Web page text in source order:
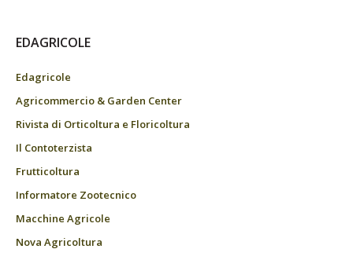
EDAGRICOLE
Edagricole
Agricommercio & Garden Center
Rivista di Orticoltura e Floricoltura
Il Contoterzista
Frutticoltura
Informatore Zootecnico
Macchine Agricole
Nova Agricoltura